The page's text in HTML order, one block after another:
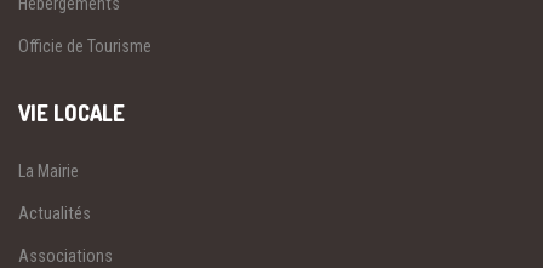
Officie de Tourisme
VIE LOCALE
La Mairie
Actualités
Associations